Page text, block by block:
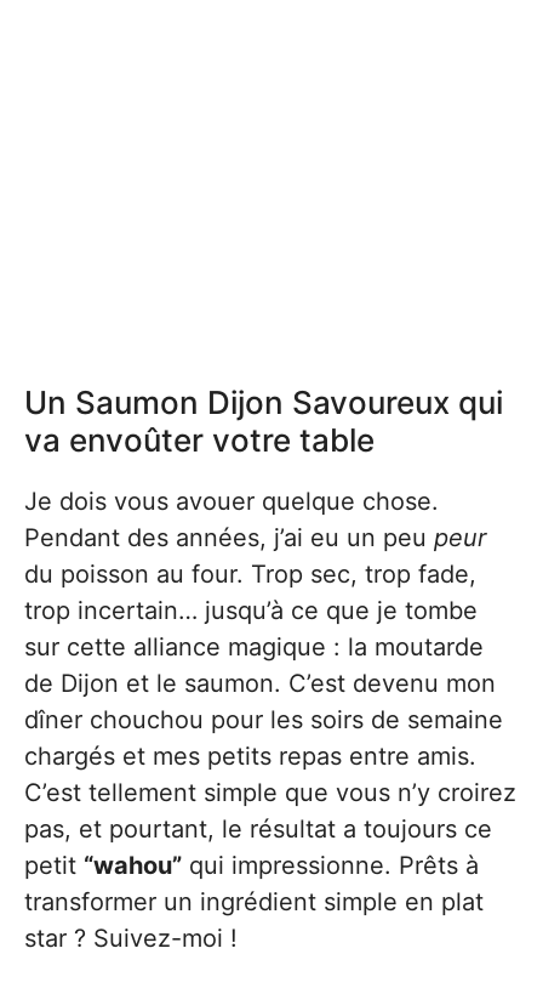
Un Saumon Dijon Savoureux qui
va envoûter votre table
Je dois vous avouer quelque chose.
Pendant des années, j’ai eu un peu peur
du poisson au four. Trop sec, trop fade,
trop incertain… jusqu’à ce que je tombe
sur cette alliance magique : la moutarde
de Dijon et le saumon. C’est devenu mon
dîner chouchou pour les soirs de semaine
chargés et mes petits repas entre amis.
C’est tellement simple que vous n’y croirez
pas, et pourtant, le résultat a toujours ce
petit “wahou” qui impressionne. Prêts à
transformer un ingrédient simple en plat
star ? Suivez-moi !